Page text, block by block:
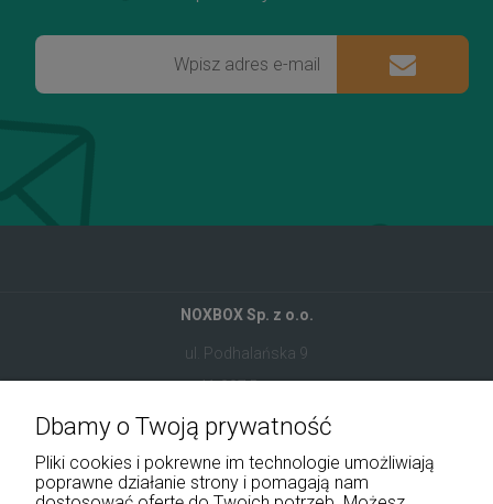
NOXBOX Sp. z o.o.
ul. Podhalańska 9
41-907 Bytom
+48 534 555 344
sklep@noxbox.pl
Dbamy o Twoją prywatność
Pliki cookies i pokrewne im technologie umożliwiają
poprawne działanie strony i pomagają nam